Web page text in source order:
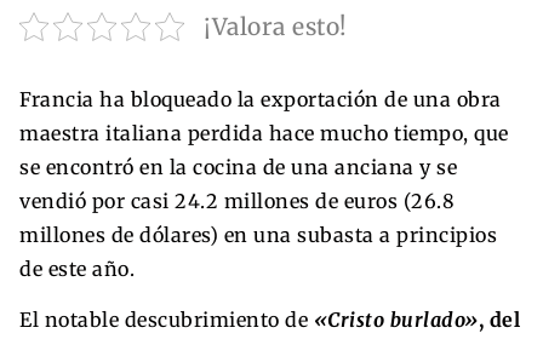
¡Valora esto!
Francia ha bloqueado la exportación de una obra
maestra italiana perdida hace mucho tiempo, que
se encontró en la cocina de una anciana y se
vendió por casi 24.2 millones de euros (26.8
millones de dólares) en una subasta a principios
de este año.
El notable descubrimiento de «Cristo burlado», del